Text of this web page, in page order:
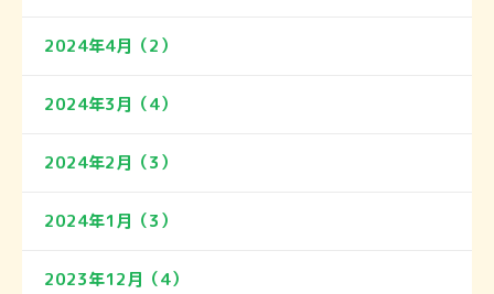
2024年4月（2）
2024年3月（4）
2024年2月（3）
2024年1月（3）
2023年12月（4）